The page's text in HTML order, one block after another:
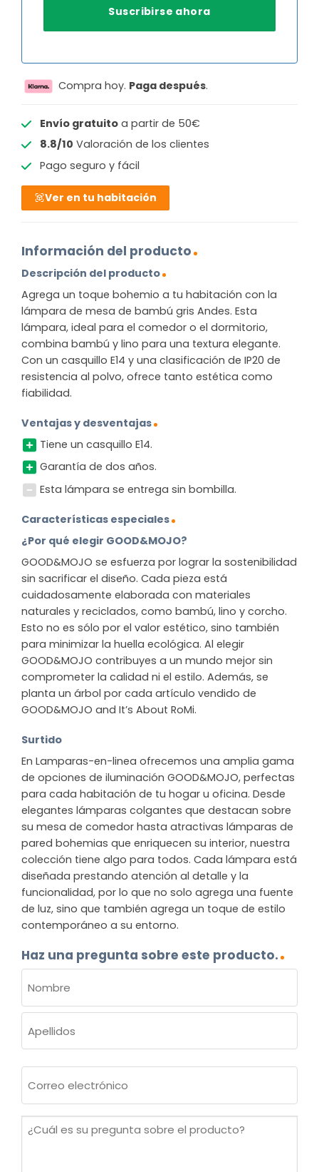
Compra hoy. Paga después.
Envío gratuitoa partir de 50€
8.8/10 Valoración de los clientes
Pago seguro y fácil
Ver en tu habitación
Información del producto
Descripción del producto
Agrega un toque bohemio a tu habitación con la
lámpara de mesa de bambú gris Andes. Esta
lámpara, ideal para el comedor o el dormitorio,
combina bambú y lino para una textura elegante.
Con un casquillo E14 y una clasificación de IP20 de
resistencia al polvo, ofrece tanto estética como
fiabilidad.
Ventajas y desventajas
Tiene un casquillo E14.
Garantía de dos años.
Esta lámpara se entrega sin bombilla.
Características especiales
¿Por qué elegir GOOD&MOJO?
GOOD&MOJO se esfuerza por lograr la sostenibilidad
sin sacrificar el diseño. Cada pieza está
cuidadosamente elaborada con materiales
naturales y reciclados, como bambú, lino y corcho.
Esto no es sólo por el valor estético, sino también
para minimizar la huella ecológica. Al elegir
GOOD&MOJO contribuyes a un mundo mejor sin
comprometer la calidad ni el estilo. Además, se
planta un árbol por cada artículo vendido de
GOOD&MOJO and It’s About RoMi.
Surtido
En Lamparas-en-linea ofrecemos una amplia gama
de opciones de iluminación GOOD&MOJO, perfectas
para cada habitación de tu hogar u oficina. Desde
elegantes lámparas colgantes que destacan sobre
su mesa de comedor hasta atractivas lámparas de
pared bohemias que enriquecen su interior, nuestra
colección tiene algo para todos. Cada lámpara está
diseñada prestando atención al detalle y la
funcionalidad, por lo que no solo agrega una fuente
de luz, sino que también agrega un toque de estilo
contemporáneo a su entorno.
Haz una pregunta sobre este producto.
(OBLIGATORIO)
Nombre
electrónico
¿Cuál